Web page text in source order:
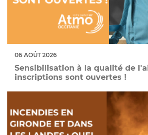
06 AOÛT 2026
Sensibilisation à la qualité de
inscriptions sont ouvertes !